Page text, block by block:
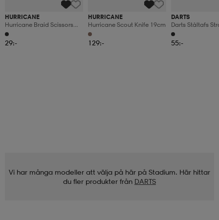
HURRICANE
Hurricane Braid Scissors
13cm
29:-
HURRICANE
Hurricane Scout Knife 19cm
129:-
DARTS
Darts Ståltafs
15cm
55:-
Vi har många modeller att välja på här på Stadium. Här hittar
du fler produkter från DARTS